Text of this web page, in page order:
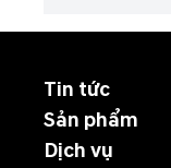
Tin tức
Sản phẩm
Dịch vụ